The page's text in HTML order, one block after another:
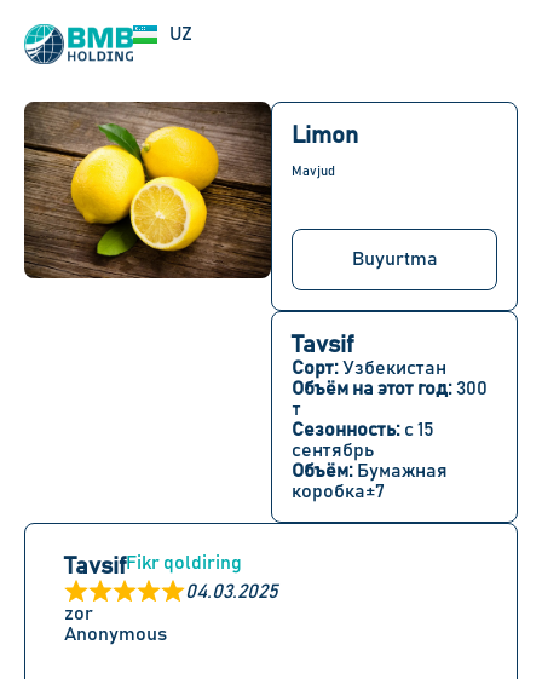
UZ
RU
Limon
Mavjud
Buyurtma
Tavsif
Сорт:Узбекистан
Объём на этот год:300
т
Сезонность: с 15
сентябрь
Объём: Бумажная
коробка±7
TavsifFikr qoldiring
04.03.2025
zor
Anonymous